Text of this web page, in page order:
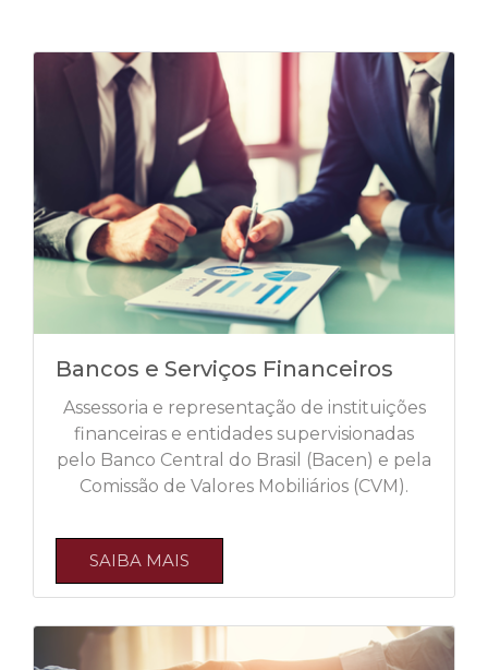
Bancos e Serviços Financeiros
Assessoria e representação de instituições
financeiras e entidades supervisionadas
pelo Banco Central do Brasil (Bacen) e pela
Comissão de Valores Mobiliários (CVM).
SAIBA MAIS